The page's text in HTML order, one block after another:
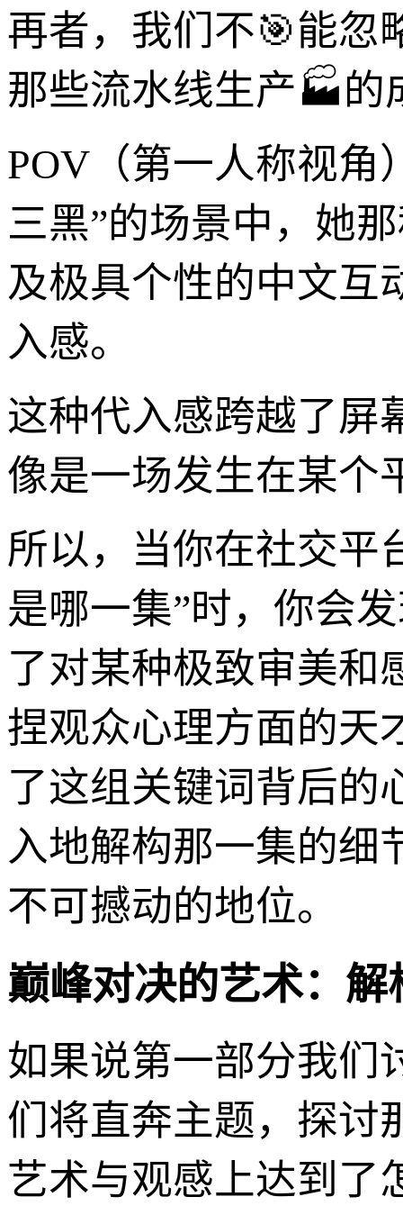
再者，我们不🎯能忽
那些流水线生产🏭的
POV（第一人称视角
三黑”的场景中，她
及极具个性的中文互
入感。
这种代入感跨越了屏
像是一场发生在某个
所以，当你在社交平
是哪一集”时，你会
了对某种极致审美和
捏观众心理方面的天
了这组关键词背后的
入地解构那一集的细
不可撼动的地位。
巅峰对决的艺术：
如果说第一部分我们
们将直奔主题，探讨
艺术与观感上达到了